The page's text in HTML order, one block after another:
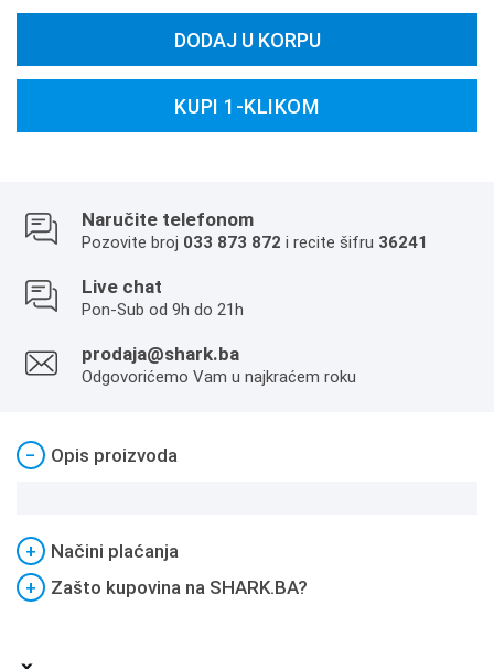
DODAJ U KORPU
KUPI 1-KLIKOM
Naručite telefonom
Pozovite broj 033 873 872 i recite šifru 36241
Live chat
Pon-Sub od 9h do 21h
prodaja@shark.ba
Odgovorićemo Vam u najkraćem roku
− Opis proizvoda
+
Načini plaćanja
+
Zašto kupovina na SHARK.BA?